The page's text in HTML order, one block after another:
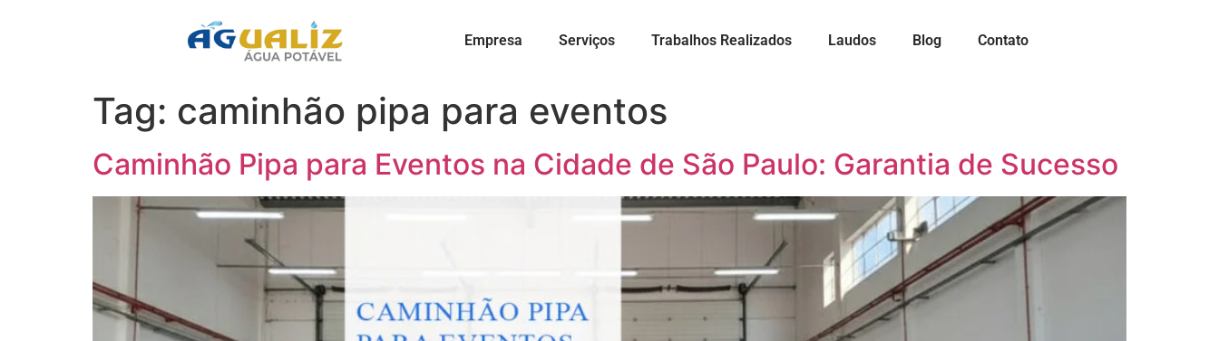
Empresa Serviços Trabalhos Realizados Laudos Blog Contato
Tag: caminhão pipa para eventos
Caminhão Pipa para Eventos na Cidade de São Paulo: Garantia de Sucesso